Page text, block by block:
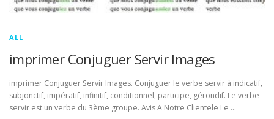
ALL
imprimer Conjuguer Servir Images
imprimer Conjuguer Servir Images. Conjuguer le verbe servir à indicatif,
subjonctif, impératif, infinitif, conditionnel, participe, gérondif. Le verbe
servir est un verbe du 3ème groupe. Avis A Notre Clientele Le …